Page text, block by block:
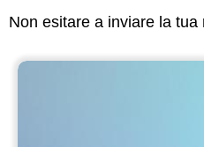
Non esitare a inviare la